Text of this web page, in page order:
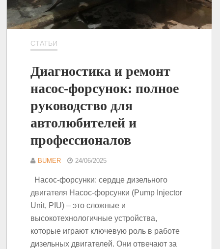
СТАТЬИ
Диагностика и ремонт
насос-форсунок: полное
руководство для
автолюбителей и
профессионалов
BUMER 24/06/2025
Насос-форсунки: сердце дизельного
двигателя Насос-форсунки (Pump Injector
Unit, PIU) – это сложные и
высокотехнологичные устройства,
которые играют ключевую роль в работе
дизельных двигателей. Они отвечают за